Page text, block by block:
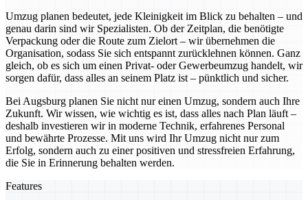
Umzug planen bedeutet, jede Kleinigkeit im Blick zu behalten – und
genau darin sind wir Spezialisten. Ob der Zeitplan, die benötigte
Verpackung oder die Route zum Zielort – wir übernehmen die
Organisation, sodass Sie sich entspannt zurücklehnen können. Ganz
gleich, ob es sich um einen Privat- oder Gewerbeumzug handelt, wir
sorgen dafür, dass alles an seinem Platz ist – pünktlich und sicher.
Bei Augsburg planen Sie nicht nur einen Umzug, sondern auch Ihre
Zukunft. Wir wissen, wie wichtig es ist, dass alles nach Plan läuft –
deshalb investieren wir in moderne Technik, erfahrenes Personal
und bewährte Prozesse. Mit uns wird Ihr Umzug nicht nur zum
Erfolg, sondern auch zu einer positiven und stressfreien Erfahrung,
die Sie in Erinnerung behalten werden.
Features